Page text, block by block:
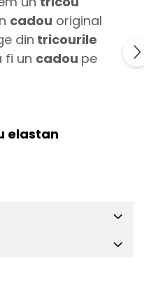
cadou original
din tricourile
fi un cadou pe
elastan